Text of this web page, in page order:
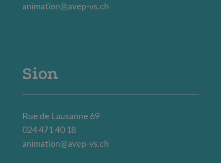
animation@avep-vs.ch
Sion
Rue de Lausanne 69
024 471 40 18
animation@avep-vs.ch